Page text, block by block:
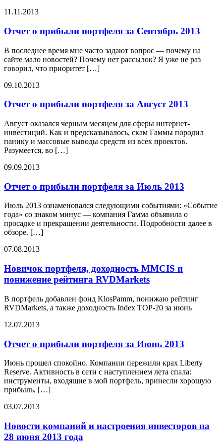
11.11.2013
Отчет о прибыли портфеля за Сентябрь 2013
В последнее время мне часто задают вопрос — почему на
сайте мало новостей? Почему нет рассылок? Я уже не раз
говорил, что приоритет […]
09.10.2013
Отчет о прибыли портфеля за Август 2013
Август оказался черным месяцем для сферы интернет-
инвестиций. Как и предсказывалось, скам Гаммы породил
панику и массовые выводы средств из всех проектов.
Разумеется, во […]
09.09.2013
Отчет о прибыли портфеля за Июль 2013
Июль 2013 ознаменовался следующими событиями: «Событие
года» со знаком минус — компания Гамма объявила о
просадке и прекращении деятельности. Подробности далее в
обзоре. […]
07.08.2013
Новичок портфеля, доходность MMCIS и
понижение рейтинга RVDMarkets
В портфель добавлен фонд KlosPamm, понижаю рейтинг
RVDMarkets, а также доходность Index TOP-20 за июнь
12.07.2013
Отчет о прибыли портфеля за Июнь 2013
Июнь прошел спокойно. Компании пережили крах Liberty
Reserve. Активность в сети с наступлением лета спала:
инструменты, входящие в мой портфель, принесли хорошую
прибыль, […]
03.07.2013
Новости компаний и настроения инвесторов на
28 июня 2013 года